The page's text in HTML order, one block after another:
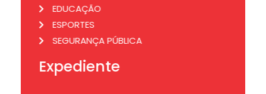
EDUCAÇÃO
ESPORTES
SEGURANÇA PÚBLICA
Expediente